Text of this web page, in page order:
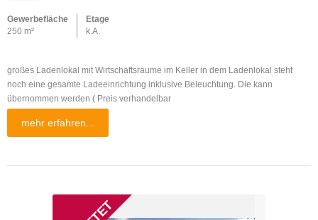
Gewerbefläche
250 m²
Etage
k.A.
großes Ladenlokal mit Wirtschaftsräume im Keller in dem Ladenlokal steht
noch eine gesamte Ladeeinrichtung inklusive Beleuchtung. Die kann
übernommen werden ( Preis verhandelbar
mehr erfahren...